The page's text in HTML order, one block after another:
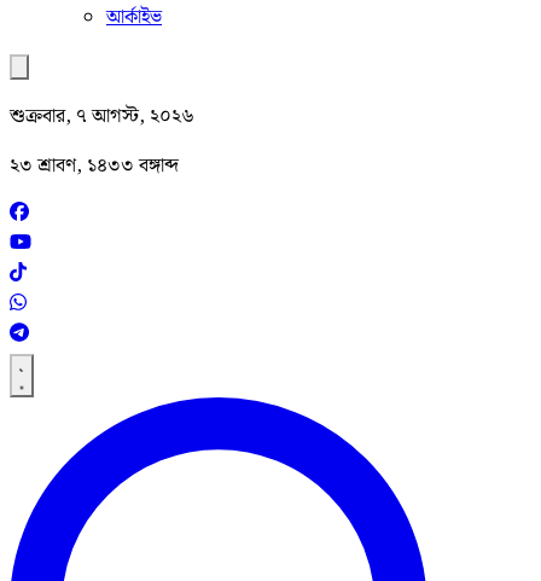
আর্কাইভ
শুক্রবার, ৭ আগস্ট, ২০২৬
২৩ শ্রাবণ, ১৪৩৩ বঙ্গাব্দ